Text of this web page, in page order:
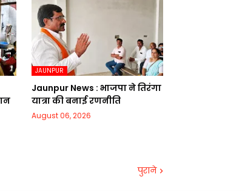
JAUNPUR
Jaunpur News : भाजपा ने तिरंगा
यात्रा की बनाई रणनीति
August 06, 2026
पुराने